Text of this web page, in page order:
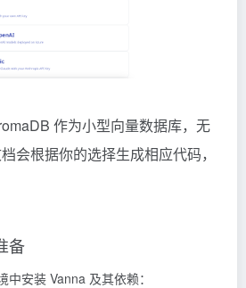
作为小型向量数据库，无
会根据你的选择生成相应代码，
备
中安装 Vanna 及其依赖：